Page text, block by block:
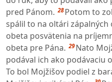
pred Pánom. 28 Potom to
spálil to na oltári zápalných
obeta posvätenia na
obeta pre Pána. 29 Nato
podával ich ako podávaciu
To bol Mojžišov podiel z